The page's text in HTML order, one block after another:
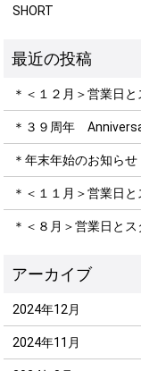
SHORT
＊＜１２月＞営業日
＊３９周年
＊年末年始のお知らせ
＊＜１１月＞営業日
＊＜８月＞営業日と
2024年12月
2024年11月